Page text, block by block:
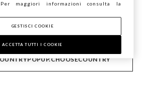
CONFERMA
maggiori informazioni consulta la
GESTISCI COOKIE
ACCETTA TUTTI I COOKIE